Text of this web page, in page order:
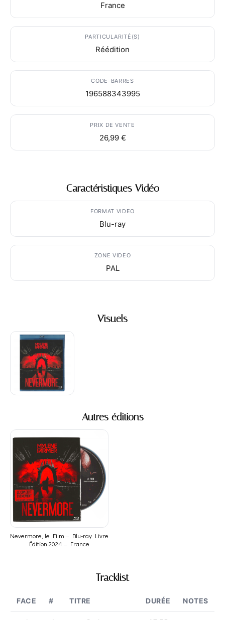
France
PARTICULARITÉ(S)
Réédition
CODE-BARRES
196588343995
PRIX DE VENTE
26,99 €
Caractéristiques Vidéo
FORMAT VIDEO
Blu-ray
ZONE VIDEO
PAL
Visuels
Autres éditions
Nevermore, le Film – Blu-ray Livre
Édition 2024 – France
Tracklist
FACE # TITRE DURÉE NOTES